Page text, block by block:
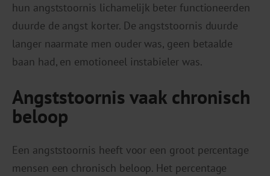
hun angststoornis lichamelijk beter functioneerden
duurde de angst korter. De angststoornis duurde
langer naarmate men ouder was, geen betaalde
baan had, en emotioneel instabieler was.
Angststoornis vaak chronisch
beloop
Een angststoornis heeft voor een groot percentage
mensen een chronisch beloop. Het percentage